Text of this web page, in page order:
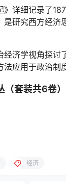
》详细记录了
是研究西方经济
经济学视角探讨
应用于政治制
（套装共6卷）
经济